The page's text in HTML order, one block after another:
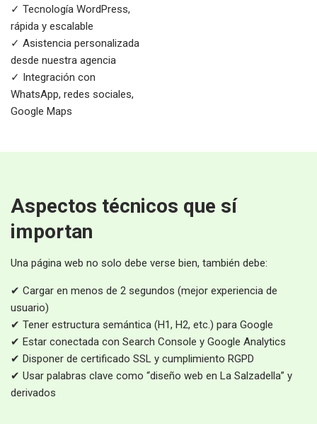
✓ Tecnología WordPress,
rápida y escalable
✓ Asistencia personalizada
desde nuestra agencia
✓ Integración con
WhatsApp, redes sociales,
Google Maps
Aspectos técnicos que sí
importan
Una página web no solo debe verse bien, también debe:
✔ Cargar en menos de 2 segundos (mejor experiencia de
usuario)
✔ Tener estructura semántica (H1, H2, etc.) para Google
✔ Estar conectada con Search Console y Google Analytics
✔ Disponer de certificado SSL y cumplimiento RGPD
✔ Usar palabras clave como “diseño web en La Salzadella” y
derivados